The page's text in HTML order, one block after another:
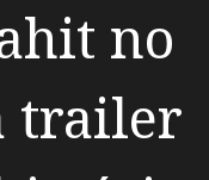
no
trailer